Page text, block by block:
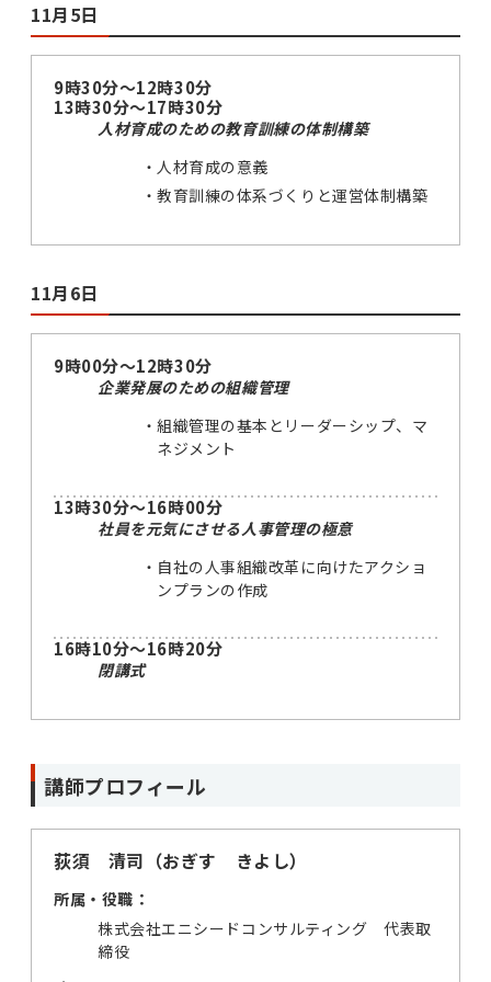
11月5日
9時30分～12時30分
13時30分～17時30分
人材育成のための教育訓練の体制構築
人材育成の意義
教育訓練の体系づくりと運営体制構築
11月6日
9時00分～12時30分
企業発展のための組織管理
組織管理の基本とリーダーシップ、マ
ネジメント
13時30分～16時00分
社員を元気にさせる人事管理の極意
自社の人事組織改革に向けたアクショ
ンプランの作成
16時10分～16時20分
閉講式
講師プロフィール
荻須 清司（おぎす きよし）
所属・役職：
株式会社エニシードコンサルティング 代表取
締役